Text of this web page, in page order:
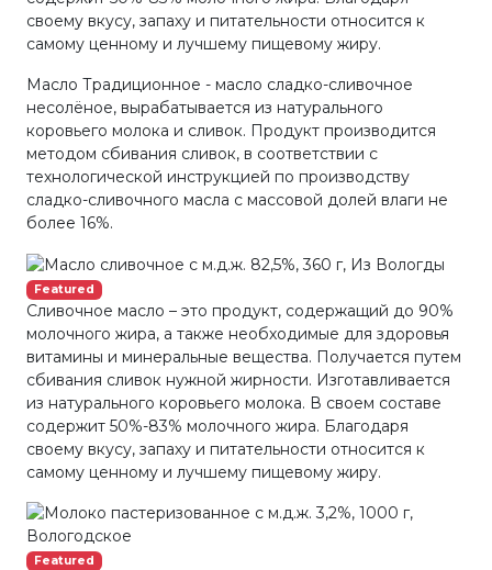
своему вкусу, запаху и питательности относится к
самому ценному и лучшему пищевому жиру.
Масло Традиционное - масло сладко-сливочное
несолёное, вырабатывается из натурального
коровьего молока и сливок. Продукт производится
методом сбивания сливок, в соответствии с
технологической инструкцией по производству
сладко-сливочного масла с массовой долей влаги не
более 16%.
Featured
Сливочное масло – это продукт, содержащий до 90%
молочного жира, а также необходимые для здоровья
витамины и минеральные вещества. Получается путем
сбивания сливок нужной жирности. Изготавливается
из натурального коровьего молока. В своем составе
содержит 50%-83% молочного жира. Благодаря
своему вкусу, запаху и питательности относится к
самому ценному и лучшему пищевому жиру.
Featured